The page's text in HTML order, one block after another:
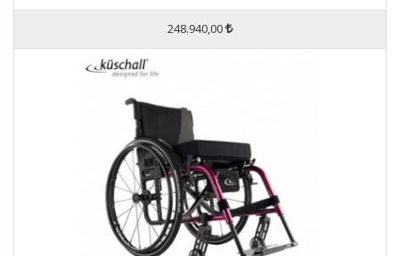
248.940,00